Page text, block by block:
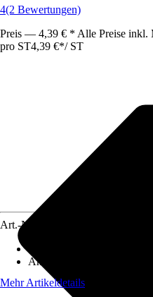
4(2 Bewertungen)
Preis — 4,39 € * Alle Preise inkl.
pro ST4,39 €*/ ST
Art.-Nr.
Anzahl
Mehr Artikeldetails